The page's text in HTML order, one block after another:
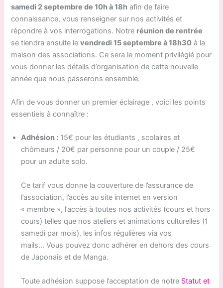
samedi 2 septembre de 10h à 18h afin de faire
connaissance, vous renseigner sur nos activités et
répondre à vos interrogations. Notre réunion de rentrée
se tiendra ensuite levendredi 15 septembre à 18h30 à la
maison des associations. Ce sera le moment privilégié pour
vous donner les détails d’organisation de cette nouvelle
année que nous passerons ensemble.
Afin de vous donner un premier éclairage , voici les points
essentiels à connaître :
Adhésion : 15€ pour les étudiants , scolaires et
chômeurs / 20€ par personne pour un couple / 25€
pour un adulte solo.
Ce tarif vous donne la couverture de l’assurance de
l’association, l’accès au site internet en version
« membre », l’accès à toutes nos activités (cours et hors
cours) telles que nos ateliers et animations culturelles (1
samedi par mois), les infos régulières via vos
mails… Vous pouvez donc adhérer en dehors des cours
de Japonais et de Manga.
Toute adhésion suppose l’acceptation de notre Statut et